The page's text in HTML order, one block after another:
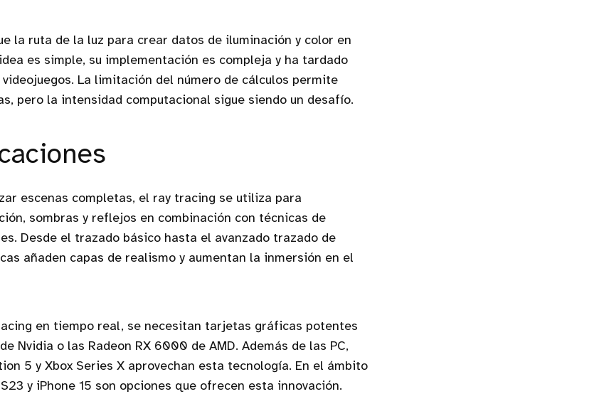
la ruta de la luz para crear datos de iluminación y color en
es simple, su implementación es compleja y ha tardado
La limitación del número de cálculos permite
pero la intensidad computacional sigue siendo un desafío.
escenas completas, el ray tracing se utiliza para
sombras y reflejos en combinación con técnicas de
Desde el trazado básico hasta el avanzado trazado de
añaden capas de realismo y aumentan la inmersión en el
en tiempo real, se necesitan tarjetas gráficas potentes
Nvidia o las Radeon RX 6000 de AMD. Además de las PC,
5 y Xbox Series X aprovechan esta tecnología. En el ámbito
y iPhone 15 son opciones que ofrecen esta innovación.